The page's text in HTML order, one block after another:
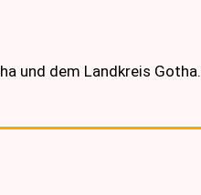
und dem Landkreis Gotha.